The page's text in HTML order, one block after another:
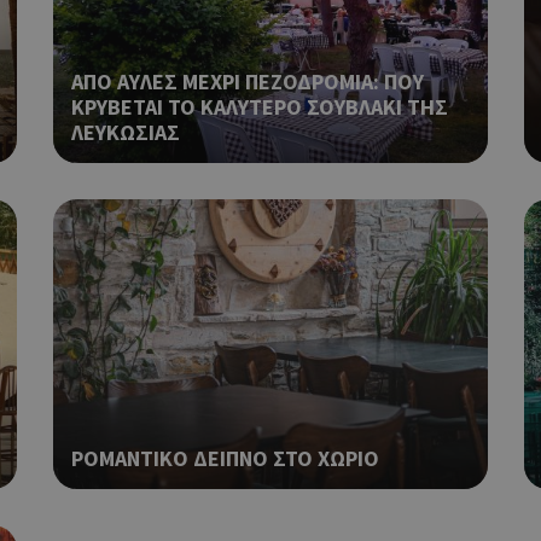
ΑΠΟ ΑΥΛΕΣ ΜΕΧΡΙ ΠΕΖΟΔΡΟΜΙΑ: ΠΟΥ
ΚΡΥΒΕΤΑΙ ΤΟ ΚΑΛΥΤΕΡΟ ΣΟΥΒΛΑΚΙ ΤΗΣ
ΛΕΥΚΩΣΙΑΣ
ΡΟΜΑΝΤΙΚΟ ΔΕΙΠΝΟ ΣΤΟ ΧΩΡΙΟ
cyprusen.wiz-
guide.com
1 μέρα
Χρησιμοποιείται για σκοπούς
εμφανίζει μόνο μια φορά την
διάφορες διαφημιστικές
take over banner και τα push up
banners.
29 λεπτά 53
Αυτό το cookie χρησιμοποιείται
επωφελές για τον ιστότοπο,
κάνει έγκυρες αναφορές σχετικά
ιστότοπού τους.
.athenarecipes.com 1 μέρα
Χρησιμοποιείται για σκοπούς
εμφανίζει μόνο μια φορά την
διάφορες διαφημιστικές
take over banner και τα push up
banners.
Χρησιμοποιείται για σκοπούς
εμφανίζει μόνο μια φορά την
διάφορες διαφημιστικές
take over banner και τα push up